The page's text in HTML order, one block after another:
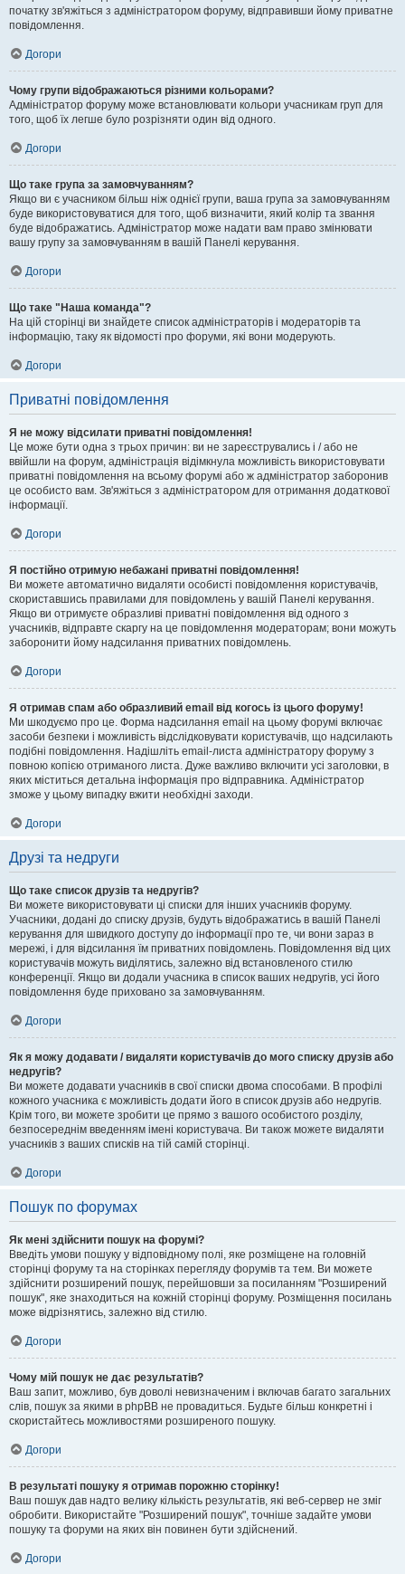
початку зв'яжіться з адміністратором форуму, відправивши йому приватне
повідомлення.
Догори
Чому групи відображаються різними кольорами?
Адміністратор форуму може встановлювати кольори учасникам груп для
того, щоб їх легше було розрізняти один від одного.
Догори
Що таке група за замовчуванням?
Якщо ви є учасником більш ніж однієї групи, ваша група за замовчуванням
буде використовуватися для того, щоб визначити, який колір та звання
буде відображатись. Адміністратор може надати вам право змінювати
вашу групу за замовчуванням в вашій Панелі керування.
Догори
Що таке "Наша команда"?
На цій сторінці ви знайдете список адміністраторів і модераторів та
інформацію, таку як відомості про форуми, які вони модерують.
Догори
Приватні повідомлення
Я не можу відсилати приватні повідомлення!
Це може бути одна з трьох причин: ви не зареєструвались і / або не
ввійшли на форум, адміністрація відімкнула можливість використовувати
приватні повідомлення на всьому форумі або ж адміністратор заборонив
це особисто вам. Зв'яжіться з адміністратором для отримання додаткової
інформації.
Догори
Я постійно отримую небажані приватні повідомлення!
Ви можете автоматично видаляти особисті повідомлення користувачів,
скориставшись правилами для повідомлень у вашій Панелі керування.
Якщо ви отримуєте образливі приватні повідомлення від одного з
учасників, відправте скаргу на це повідомлення модераторам; вони можуть
заборонити йому надсилання приватних повідомлень.
Догори
Я отримав спам або образливий email від когось із цього форуму!
Ми шкодуємо про це. Форма надсилання email на цьому форумі включає
засоби безпеки і можливість відслідковувати користувачів, що надсилають
подібні повідомлення. Надішліть email-листа адміністратору форуму з
повною копією отриманого листа. Дуже важливо включити усі заголовки, в
яких міститься детальна інформація про відправника. Адміністратор
зможе у цьому випадку вжити необхідні заходи.
Догори
Друзі та недруги
Що таке список друзів та недругів?
Ви можете використовувати ці списки для інших учасників форуму.
Учасники, додані до списку друзів, будуть відображатись в вашій Панелі
керування для швидкого доступу до інформації про те, чи вони зараз в
мережі, і для відсилання їм приватних повідомлень. Повідомлення від цих
користувачів можуть виділятись, залежно від встановленого стилю
конференції. Якщо ви додали учасника в список ваших недругів, усі його
повідомлення буде приховано за замовчуванням.
Догори
Як я можу додавати / видаляти користувачів до мого списку друзів або
недругів?
Ви можете додавати учасників в свої списки двома способами. В профілі
кожного учасника є можливість додати його в список друзів або недругів.
Крім того, ви можете зробити це прямо з вашого особистого розділу,
безпосереднім введенням імені користувача. Ви також можете видаляти
учасників з ваших списків на тій самій сторінці.
Догори
Пошук по форумах
Як мені здійснити пошук на форумі?
Введіть умови пошуку у відповідному полі, яке розміщене на головній
сторінці форуму та на сторінках перегляду форумів та тем. Ви можете
здійснити розширений пошук, перейшовши за посиланням "Розширений
пошук", яке знаходиться на кожній сторінці форуму. Розміщення посилань
може відрізнятись, залежно від стилю.
Догори
Чому мій пошук не дає результатів?
Ваш запит, можливо, був доволі невизначеним і включав багато загальних
слів, пошук за якими в phpBB не провадиться. Будьте більш конкретні і
скористайтесь можливостями розширеного пошуку.
Догори
В результаті пошуку я отримав порожню сторінку!
Ваш пошук дав надто велику кількість результатів, які веб-сервер не зміг
обробити. Використайте "Розширений пошук", точніше задайте умови
пошуку та форуми на яких він повинен бути здійснений.
Догори